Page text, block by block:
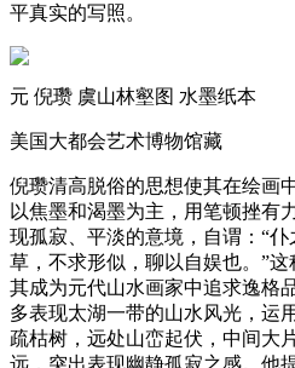
平真实的写照。
元 倪瓒 虞山林壑图 水墨纸本
美国大都会艺术博物馆藏
倪瓒清高脱俗的思想使其在绘画
以焦墨和渴墨为主，用笔顿挫有
现孤寂、平淡的意境，自谓：“
草，不求形似，聊以自娱也。”
其成为元代山水画家中追求逸格
多表现太湖一带的山水风光，运
疏枯树，远处山峦起伏，中间大
远，突出表现幽静孤寂之感。他